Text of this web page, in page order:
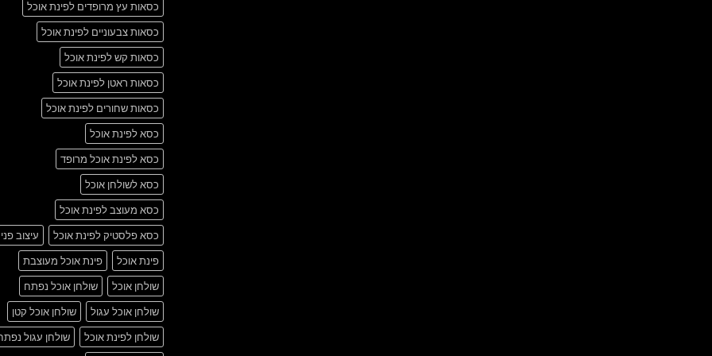
כסאות עץ מרופדים לפינת אוכל
כסאות צבעוניים לפינת אוכל
כסאות קש לפינת אוכל
כסאות ראטן לפינת אוכל
כסאות שחורים לפינת אוכל
כסא לפינת אוכל
כסא לפינת אוכל מרופד
כסא לשולחן אוכל
כסא מעוצב לפינת אוכל
כסא פלסטיק לפינת אוכל
עיצוב
פינת אוכל
פינת אוכל מעוצבת
שולחן אוכל
שולחן אוכל נפתח
שולחן אוכל עגול
שולחן אוכל קטן
שולחן לפינת אוכל
שולחן עגול